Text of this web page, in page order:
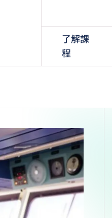
了解課
程